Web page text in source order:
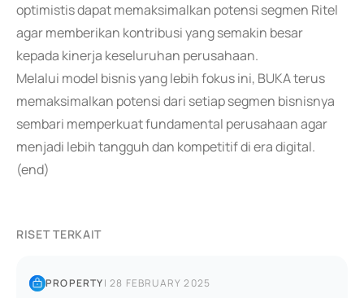
optimistis dapat memaksimalkan potensi segmen Ritel
agar memberikan kontribusi yang semakin besar
kepada kinerja keseluruhan perusahaan.
Melalui model bisnis yang lebih fokus ini, BUKA terus
memaksimalkan potensi dari setiap segmen bisnisnya
sembari memperkuat fundamental perusahaan agar
menjadi lebih tangguh dan kompetitif di era digital.
(end)
RISET TERKAIT
PROPERTY|28 FEBRUARY 2025